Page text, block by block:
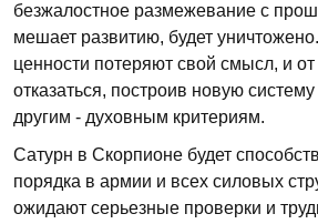
безжалостное размежевание с
мешает развитию, будет
ценности потеряют свой смысл, и
отказаться, построив новую
другим - духовным критериям.
Сатурн в Скорпионе будет
порядка в армии и всех силовых
ожидают серьезные проверки и